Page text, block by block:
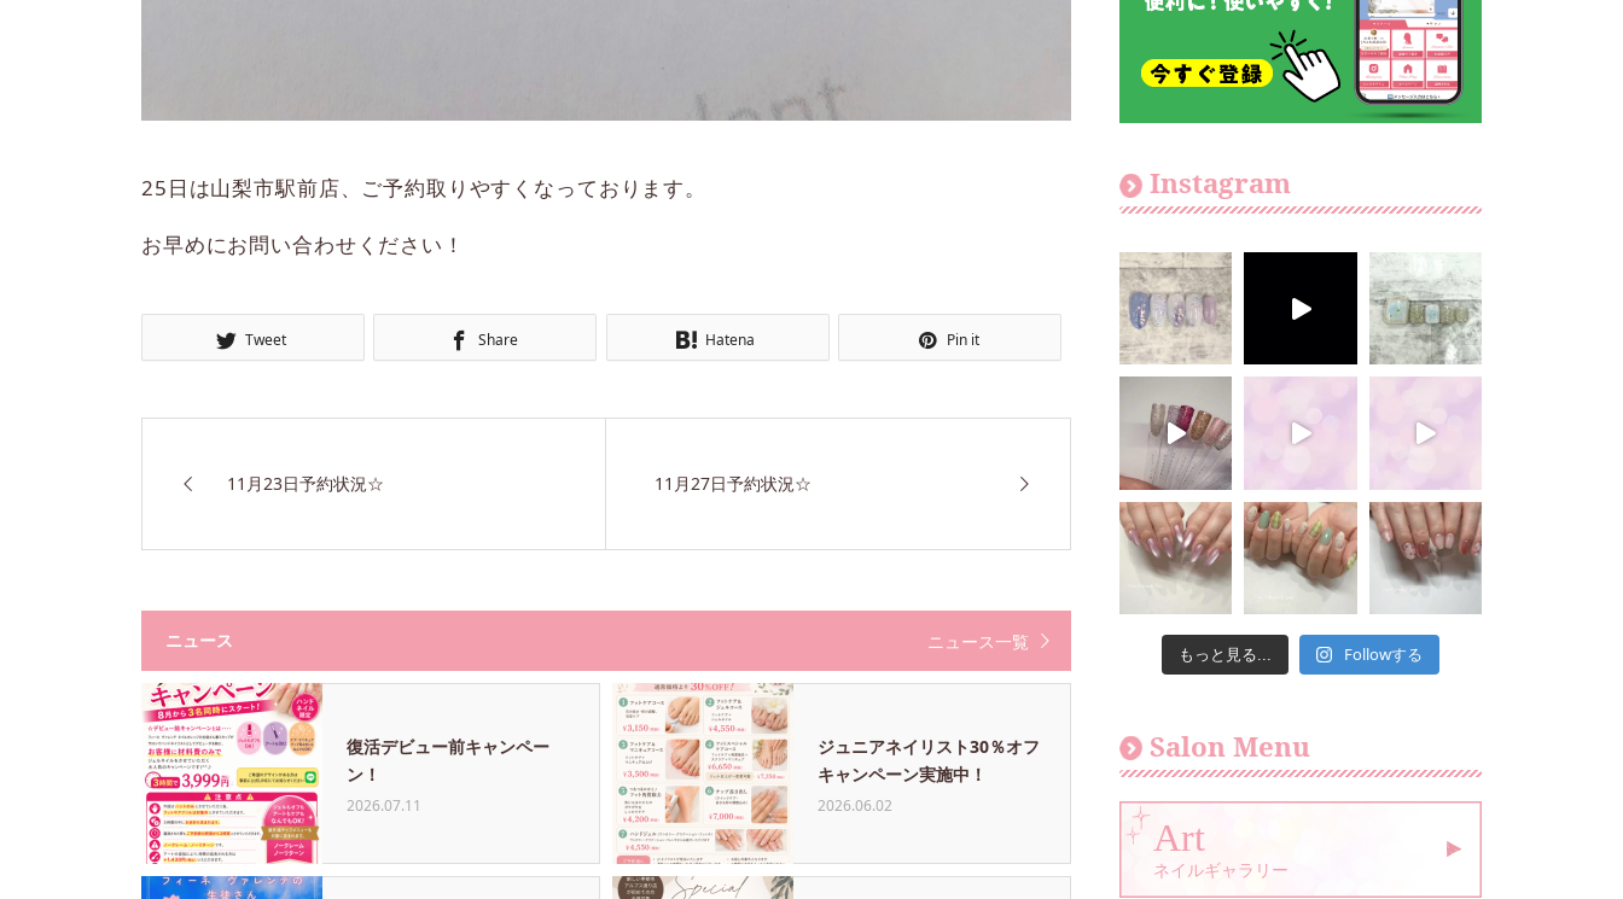
25日は山梨市駅前店、ご予約取りやすくなっております。
お早めにお問い合わせください！
Tweet Share Hatena Pin it
11月23日予約状況☆ 11月27日予約状況☆
ニュース ニュース一覧
復活デビュー前キャンペー
ン！
2026.07.11
ジュニアネイリスト30％オフ
キャンペーン実施中！
2026.06.02
Instagram
もっと見る... Followする
Salon Menu
Art
ネイルギャラリー